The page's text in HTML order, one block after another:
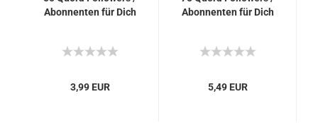
Abon­nen­ten für Dich
3,99 EUR
Abon­nen­ten für Dich
5,49 EUR